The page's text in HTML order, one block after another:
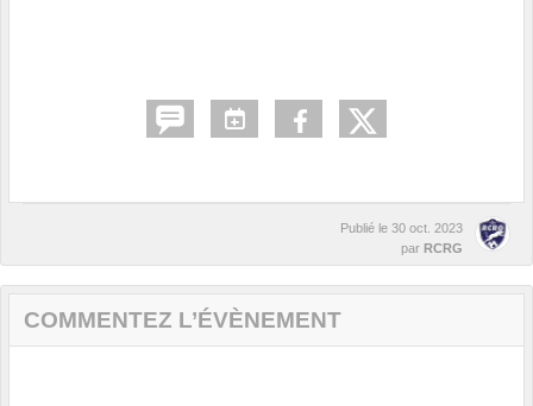
Publié le 30 oct. 2023
par RCRG
COMMENTEZ L’ÉVÈNEMENT